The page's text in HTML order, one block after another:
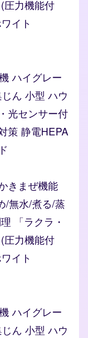
圧力機能付
イト
ハイグレー
ん 小型 ハウ
光センサー付
策 静電HEPA
きまぜ機能
/無水/煮る/蒸
「ラクラ・
圧力機能付
イト
ハイグレー
ん 小型 ハウ